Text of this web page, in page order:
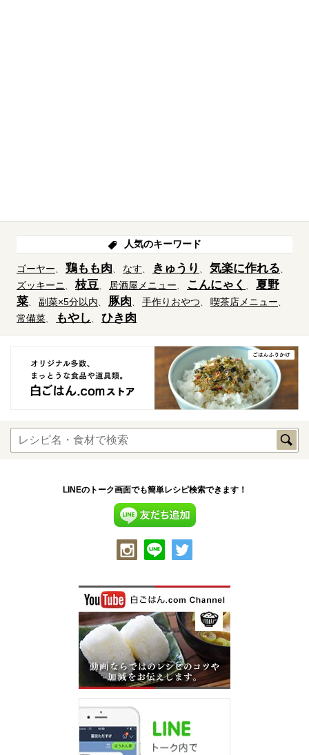
人気のキーワード
ゴーヤー 鶏もも肉 なす きゅうり 気楽に作れる
ズッキーニ 枝豆 居酒屋メニュー こんにゃく
夏野
菜
副菜×5分以内 豚肉 手作りおやつ
喫茶店メニュー
常備菜
もやし ひき肉
LINEのトーク画面でも簡単レシピ検索できます！